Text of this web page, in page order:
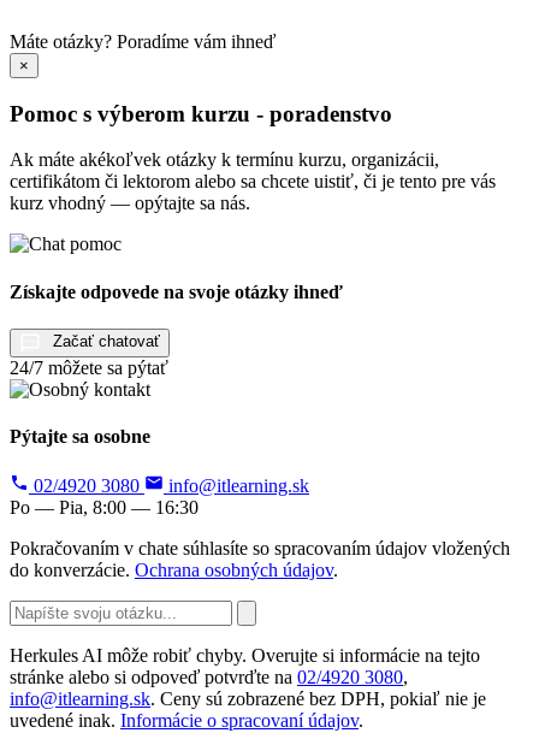
Máte otázky? Poradíme vám ihneď
×
Pomoc s výberom kurzu - poradenstvo
Ak máte akékoľvek otázky k termínu kurzu, organizácii,
certifikátom či lektorom alebo sa chcete uistiť, či je tento pre vás
kurz vhodný — opýtajte sa nás.
Získajte odpovede na svoje otázky ihneď
Začať chatovať
24/7 môžete sa pýtať
Pýtajte sa osobne
02/4920 3080
info@itlearning.sk
Po — Pia, 8:00 — 16:30
Pokračovaním v chate súhlasíte so spracovaním údajov vložených
do konverzácie. Ochrana osobných údajov.
Herkules AI môže robiť chyby. Overujte si informácie na tejto
stránke alebo si odpoveď potvrďte na 02/4920 3080,
info@itlearning.sk. Ceny sú zobrazené bez DPH, pokiaľ nie je
uvedené inak. Informácie o spracovaní údajov.